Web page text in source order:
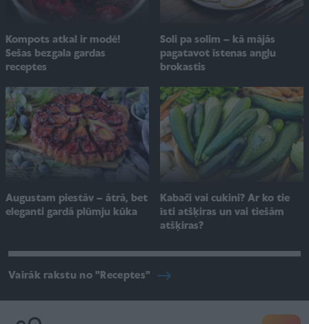
Kompots atkal ir modē!
Sešas bezgala gardas
receptes
Soli pa solim – kā mājās
pagatavot īstenas angļu
brokastis
Augustam piestāv – ātrā, bet
eleganti gardā plūmju kūka
Kabači vai cukini? Ar ko tie
īsti atšķiras un vai tiešām
atšķiras?
Vairāk rakstu no "Receptes"